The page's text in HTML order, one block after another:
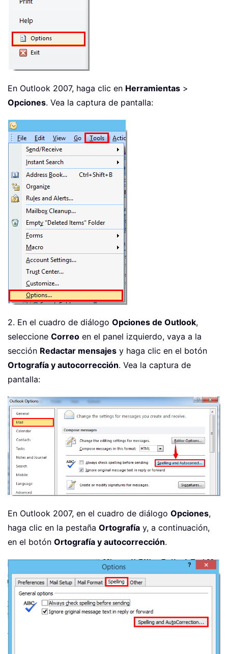
En Outlook 2007, haga clic en Herramientas >
Opciones. Vea la captura de pantalla:
2. En el cuadro de diálogo Opciones de Outlook,
seleccione Correo en el panel izquierdo, vaya a la
sección Redactar mensajes y haga clic en el botón
Ortografía y autocorrección. Vea la captura de
pantalla:
En Outlook 2007, en el cuadro de diálogo Opciones,
haga clic en la pestaña Ortografía y, a continuación,
en el botón Ortografía y autocorrección.